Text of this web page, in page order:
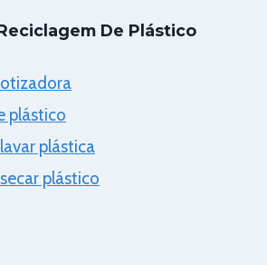
De Plástico
plástico
plástica
plástico